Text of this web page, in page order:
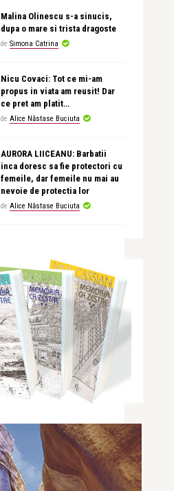
Malina Olinescu s-a sinucis,
dupa o mare si trista dragoste
de Simona Catrina
Nicu Covaci: Tot ce mi-am
propus in viata am reusit! Dar
ce pret am platit…
de Alice Năstase Buciuta
AURORA LIICEANU: Barbatii
inca doresc sa fie protectori cu
femeile, dar femeile nu mai au
nevoie de protectia lor
de Alice Năstase Buciuta